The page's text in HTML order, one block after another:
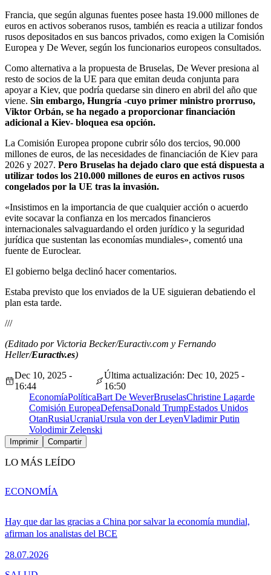
Francia, que según algunas fuentes posee hasta 19.000 millones de
euros en activos soberanos rusos, también es reacia a utilizar fondos
rusos depositados en sus bancos privados, como exigen la Comisión
Europea y De Wever, según los funcionarios europeos consultados.
Como alternativa a la propuesta de Bruselas, De Wever presiona al
resto de socios de la UE para que emitan deuda conjunta para
apoyar a Kiev, que podría quedarse sin dinero en abril del año que
viene. Sin embargo, Hungría -cuyo primer ministro prorruso,
Viktor Orbán, se ha negado a proporcionar financiación
adicional a Kiev- bloquea esa opción.
La Comisión Europea propone cubrir sólo dos tercios, 90.000
millones de euros, de las necesidades de financiación de Kiev para
2026 y 2027. Pero Bruselas ha dejado claro que está dispuesta a
utilizar todos los 210.000 millones de euros en activos rusos
congelados por la UE tras la invasión.
«Insistimos en la importancia de que cualquier acción o acuerdo
evite socavar la confianza en los mercados financieros
internacionales salvaguardando el orden jurídico y la seguridad
jurídica que sustentan las economías mundiales», comentó una
fuente de Euroclear.
El gobierno belga declinó hacer comentarios.
Estaba previsto que los enviados de la UE siguieran debatiendo el
plan esta tarde.
///
(Editado por Victoria Becker/Euractiv.com y Fernando
Heller/Euractiv.es)
Dec 10, 2025 -
16:44
Última actualización: Dec 10, 2025 -
16:50
EconomíaPolíticaBart De WeverBruselasChristine Lagarde
Comisión EuropeaDefensaDonald TrumpEstados Unidos
OtanRusiaUcraniaUrsula von der LeyenVladimir Putin
Volodimir Zelenski
Imprimir Compartir
LO MÁS LEÍDO
Hay que dar las gracias a China por salvar la economía mundial,
afirman los analistas del BCE
28.07.2026
ECONOMÍA